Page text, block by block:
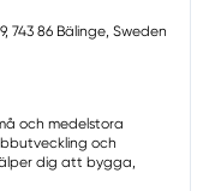
743 86 Bälinge, Sweden
och medelstora
och
dig att bygga,